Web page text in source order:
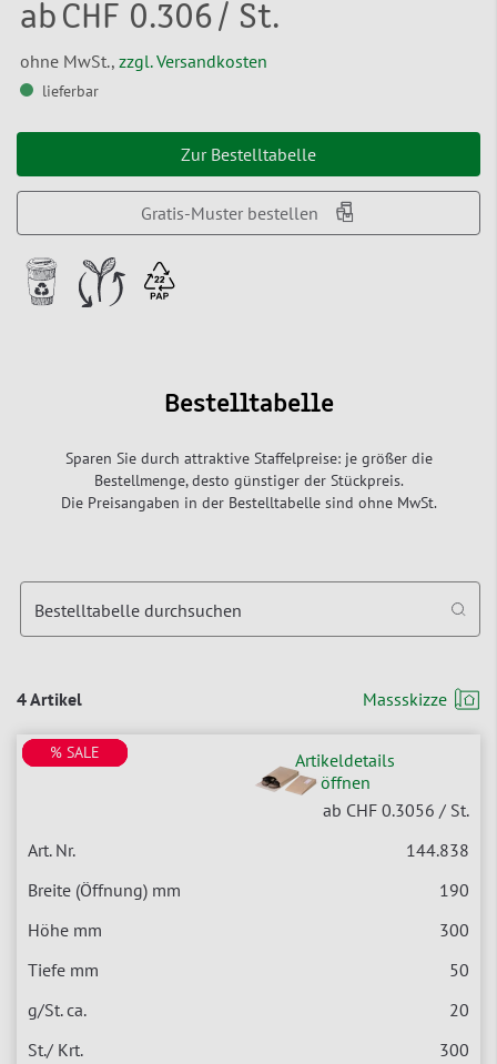
ab CHF 0.306/ St.
ohne MwSt., zzgl. Versandkosten
lieferbar
Zur Bestelltabelle
Gratis-Muster bestellen
Bestelltabelle
Sparen Sie durch attraktive Staffelpreise: je größer die
Bestellmenge, desto günstiger der Stückpreis.
Die Preisangaben in der Bestelltabelle sind ohne MwSt.
4 Artikel Massskizze
Bestelltabelle durchsuchen
% SALE
Artikeldetails
öffnen
ab CHF 0.3056 / St.
144.838
190
300
50
20
300
% SALE
% SALE
% SALE